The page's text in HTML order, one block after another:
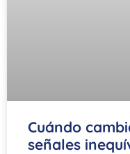
Cuándo
señales